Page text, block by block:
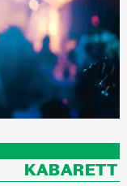
KABARETT